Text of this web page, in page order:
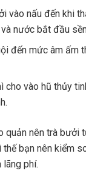
vào nấu đến khi
nước bắt đầu
đến mức âm ấm
cho vào hũ thủy
quản nên trà bưởi
bạn nên kiểm
lãng phí.